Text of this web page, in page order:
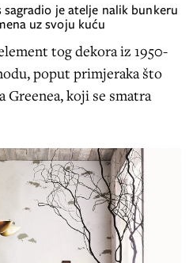
sagradio je atelje nalik bunkeru
uz svoju kuću
tog dekora iz 1950-
poput primjeraka što
Greenea, koji se smatra